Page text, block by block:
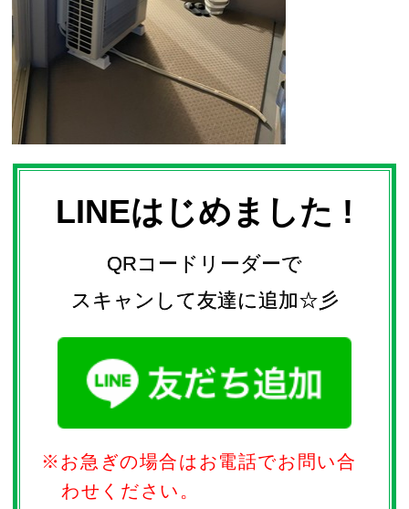
LINEはじめました !
QRコードリーダーで
スキャンして友達に追加☆彡
※お急ぎの場合はお電話でお問い合
わせください。